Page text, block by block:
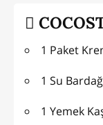
1 Paket
1 Su
1 Yemek